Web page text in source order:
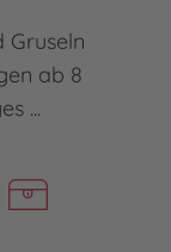
Gruseln
ab 8
...